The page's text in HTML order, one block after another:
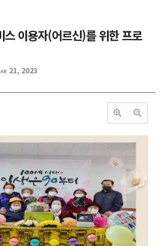
스 이용자(어르신)를 위한 프로
21, 2023